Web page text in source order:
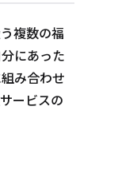
複数の福
にあった
み合わせ
ービスの